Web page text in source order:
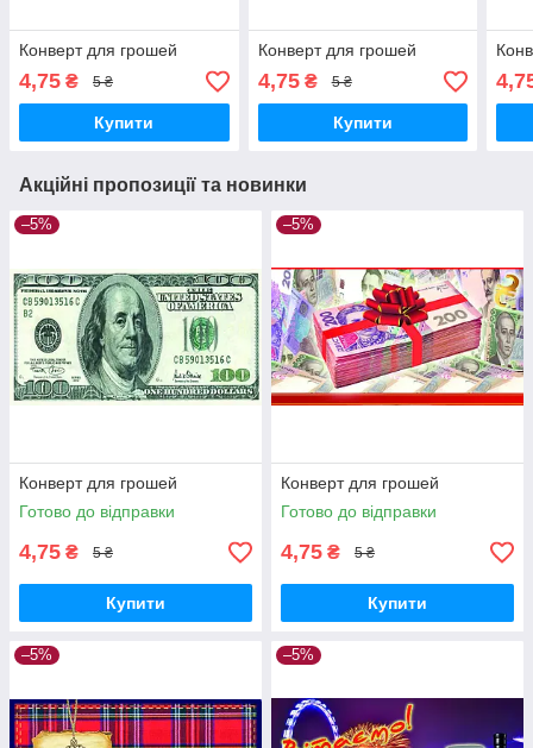
Конверт для грошей
4,75 ₴ 5 ₴
Купити
Конверт для грошей
4,75₴ 5 ₴
Купити
Акційні пропозиції та новинки
–5%
Конверт для грошей
Готово до відправки
4,75 ₴ 5 ₴
Купити
–5%
Конверт для грошей
Готово до відправки
4,75 ₴ 5 ₴
Купити
–5% –5%